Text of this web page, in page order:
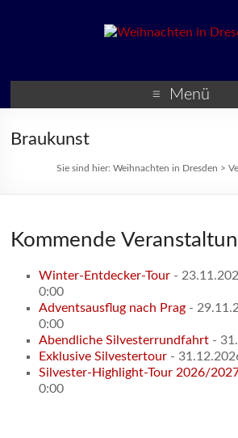
Menü
Braukunst
Sie sind hier: Weihnachten in Dresden >
Kommende
Winter-Entdecker-Tour -
0:00
Adventsausflug nach Prag -
0:00
Abendliche Silvesterrundfahrt -
Exklusive Silvestertour -
Silvester-Highlight-Tour 2026/
0:00